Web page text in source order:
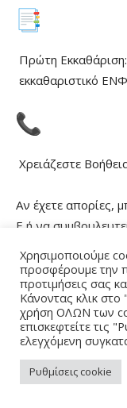
Πρώτη
εκκαθαριστικό
Χρειάζεστε
Αν έχετε απορίες,
Ε ή να
ΑΑΔΕ καλείτε στο
Χρησιμοποιούμε
προσφέρουμε την
προτιμήσεις σας
Κάνοντας κλικ
χρήση ΟΛΩΝ των
επισκεφτείτε τις
ελεγχόμενη
Ρυθμίσεις cookie